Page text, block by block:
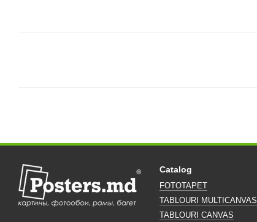
Catalog
FOTOTAPET
TABLOURI MULTICANVAS
TABLOURI CANVAS